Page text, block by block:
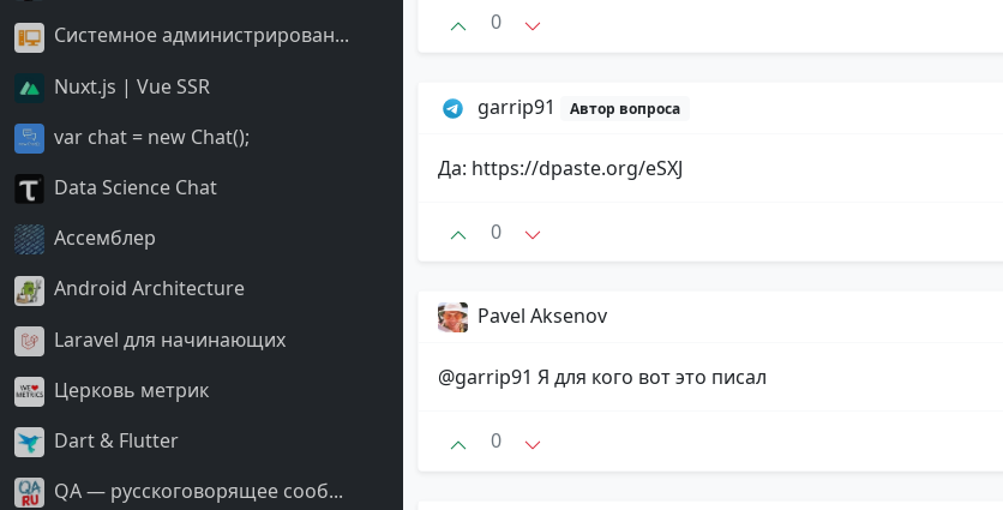
Системное администрирован...
Nuxt.js | Vue SSR
var chat = new Chat();
Data Science Chat
Ассемблер
Android Architecture
Laravel для начинающих
Церковь метрик
Dart & Flutter
QA — русскоговорящее сооб...
0
garrip91 Автор вопроса
Да: https://dpaste.org/eSXJ
0
Pavel Aksenov
@garrip91 Я для кого вот это писал
0